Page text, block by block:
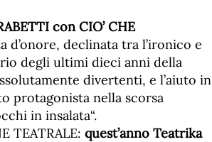
con CIO’ CHE
d’onore, declinata tra l’ironico e
degli ultimi dieci anni della
divertenti, e l’aiuto in
protagonista nella scorsa
in insalata“.
TEATRALE: quest’anno Teatrika